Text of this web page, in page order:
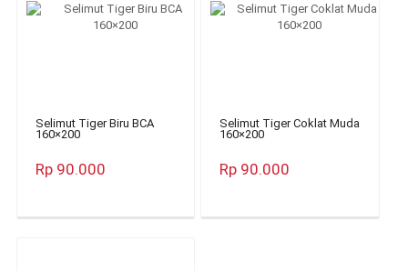
Selimut Tiger Biru BCA
160×200
Rp 90.000
Selimut Tiger Coklat Muda
160×200
Rp 90.000